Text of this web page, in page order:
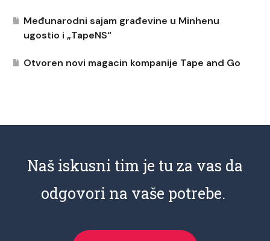
Međunarodni sajam građevine u Minhenu
ugostio i „TapeNS“
Otvoren novi magacin kompanije Tape and Go
Naš iskusni tim je tu za vas da
odgovori na vaše potrebe.